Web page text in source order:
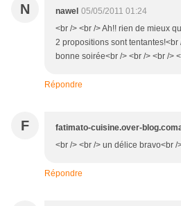
N nawel 05/05/2011 01:24
<br /> <br /> Ah!! rien de mieux
2 propositions sont tentantes!<br
bonne soirée<br /> <br /> <br />
Répondre
F fatimato-cuisine.over-
<br /> <br /> un délice bravo<br /
Répondre